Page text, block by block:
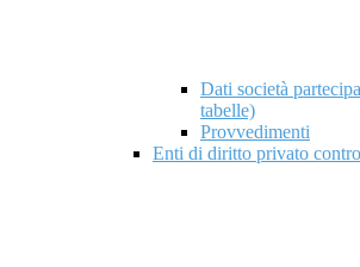
Dati società
tabelle)
Provvedimenti
Enti di diritto privato